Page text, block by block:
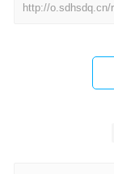
http://o.sdhsdq.cn/